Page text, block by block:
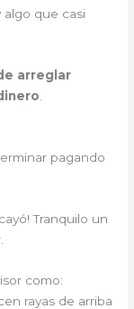
algo que casi
arreglar
pagando
Tranquilo un
como:
rayas de arriba